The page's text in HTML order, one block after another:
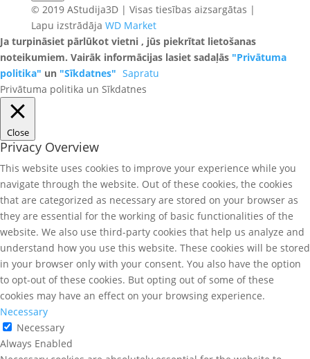
© 2019 AStudija3D | Visas tiesības aizsargātas |
Lapu izstrādāja WD Market
Ja turpināsiet pārlūkot vietni , jūs piekrītat lietošanas
noteikumiem. Vairāk informācijas lasiet sadaļās "Privātuma
politika" un "Sīkdatnes" Sapratu
Privātuma politika un Sīkdatnes
Close
Privacy Overview
This website uses cookies to improve your experience while you
navigate through the website. Out of these cookies, the cookies
that are categorized as necessary are stored on your browser as
they are essential for the working of basic functionalities of the
website. We also use third-party cookies that help us analyze and
understand how you use this website. These cookies will be stored
in your browser only with your consent. You also have the option
to opt-out of these cookies. But opting out of some of these
cookies may have an effect on your browsing experience.
Necessary
Necessary
Always Enabled